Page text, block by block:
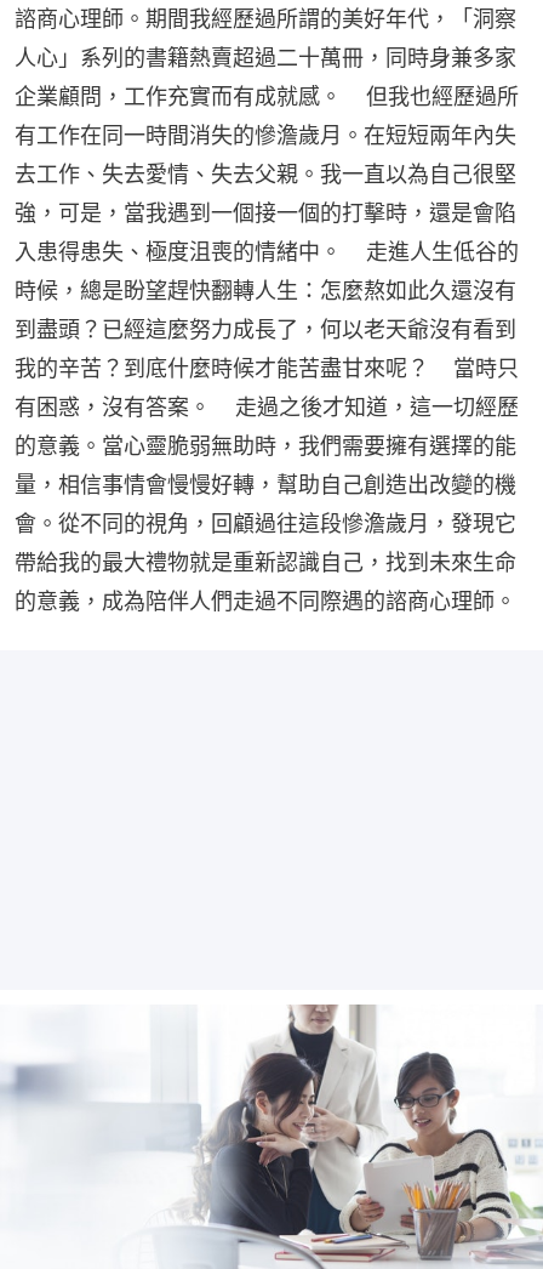
諮商心理師。期間我經歷過所謂的美好年代，「洞察
人心」系列的書籍熱賣超過二十萬冊，同時身兼多家
企業顧問，工作充實而有成就感。    但我也經歷過所
有工作在同一時間消失的慘澹歲月。在短短兩年內失
去工作、失去愛情、失去父親。我一直以為自己很堅
強，可是，當我遇到一個接一個的打擊時，還是會陷
入患得患失、極度沮喪的情緒中。    走進人生低谷的
時候，總是盼望趕快翻轉人生：怎麼熬如此久還沒有
到盡頭？已經這麼努力成長了，何以老天爺沒有看到
我的辛苦？到底什麼時候才能苦盡甘來呢？    當時只
有困惑，沒有答案。    走過之後才知道，這一切經歷
的意義。當心靈脆弱無助時，我們需要擁有選擇的能
量，相信事情會慢慢好轉，幫助自己創造出改變的機
會。從不同的視角，回顧過往這段慘澹歲月，發現它
帶給我的最大禮物就是重新認識自己，找到未來生命
的意義，成為陪伴人們走過不同際遇的諮商心理師。